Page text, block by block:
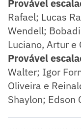
Provável
Rafael; Lucas
Wendell;
Luciano, Artur e
Provável
Walter; Igor
Oliveira e
Shaylon; Edson